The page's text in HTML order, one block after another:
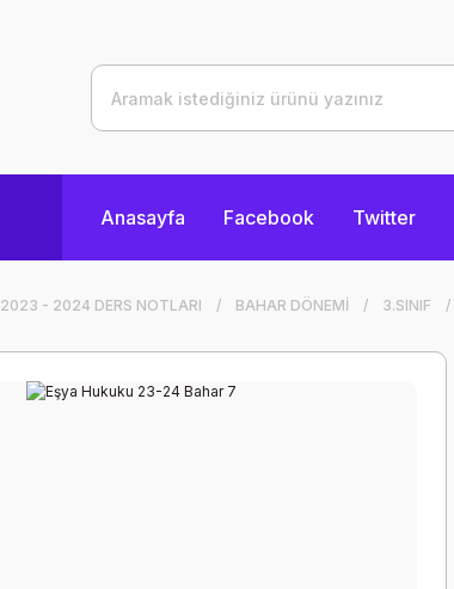
Anasayfa Facebook Twitter
2023 - 2024 DERS NOTLARI BAHAR DÖNEMİ 3.SINIF